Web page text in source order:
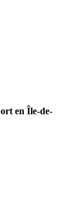
en Île-de-